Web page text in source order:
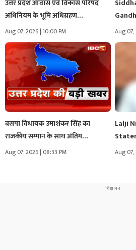
उत्तर प्रदेश आवास एवं विकास परिषद
अधिनियम के भूमि अधिग्रहण…
Aug 07, 2026 | 10:00 PM Aug
बसपा विधायक उमाशंकर सिंह का
राजकीय सम्मान के साथ अंतिम…
Aug 07, 2026 | 08:33 PM
Lalji
Aug